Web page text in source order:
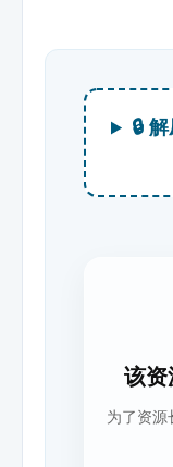
🔒
该资
为了资源